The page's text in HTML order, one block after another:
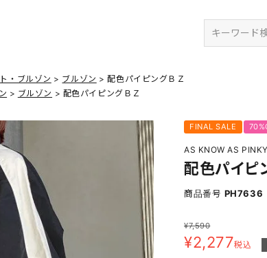
・ブルゾン ブルゾン
配色パイピングＢＺ
ブルゾン 配色パイピングＢＺ
FINAL SALE
AS KNOW AS PINKY
配色パイピ
商品番号 PH7636
¥7,590
¥2,277税込